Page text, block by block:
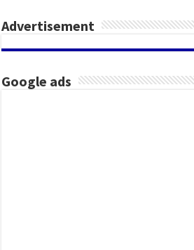
Advertisement
Google ads